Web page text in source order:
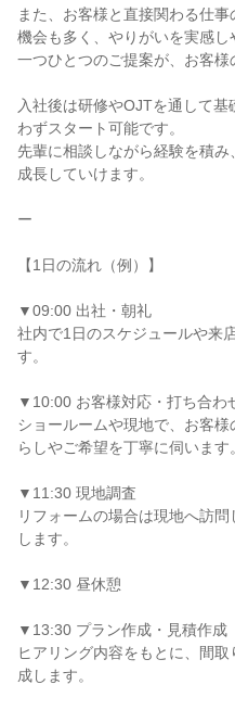
また、お客様と直接関わる仕
機会も多く、やりがいを実感し
一つひとつのご提案が、お客様
入社後は研修やOJTを通して
わずスタート可能です。
先輩に相談しながら経験を積
成長していけます。
ー
【1日の流れ（例）】
▼09:00 出社・朝礼
社内で1日のスケジュールや来
す。
▼10:00 お客様対応・打ち合わ
ショールームや現地で、お客
らしやご希望を丁寧に伺います。
▼11:30 現地調査
リフォームの場合は現地へ訪
します。
▼12:30 昼休憩
▼13:30 プラン作成・見積作成
ヒアリング内容をもとに、間
成します。